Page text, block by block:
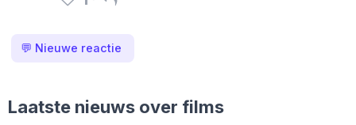
💬 Nieuwe reactie
Laatste nieuws over films